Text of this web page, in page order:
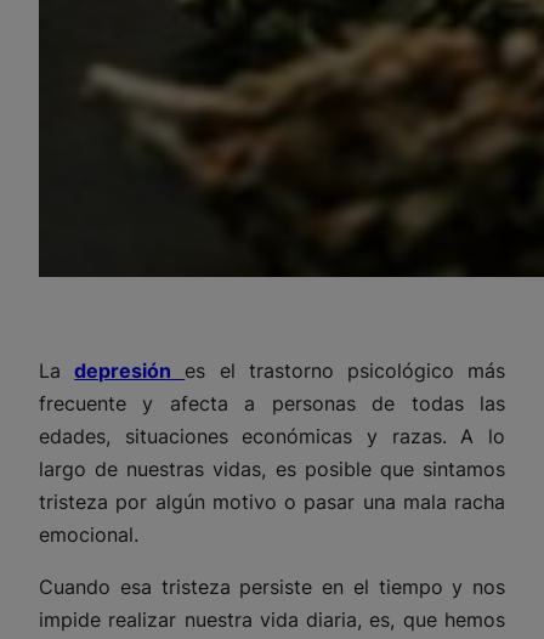
Ladepresión
es el trastorno psicológico más
frecuente y afecta a personas de todas las
edades, situaciones económicas y razas. A lo
largo de nuestras vidas, es posible que sintamos
tristeza por algún motivo o pasar una mala racha
emocional.
Cuando esa tristeza persiste en el tiempo y nos
impide realizar nuestra vida diaria, es, que hemos